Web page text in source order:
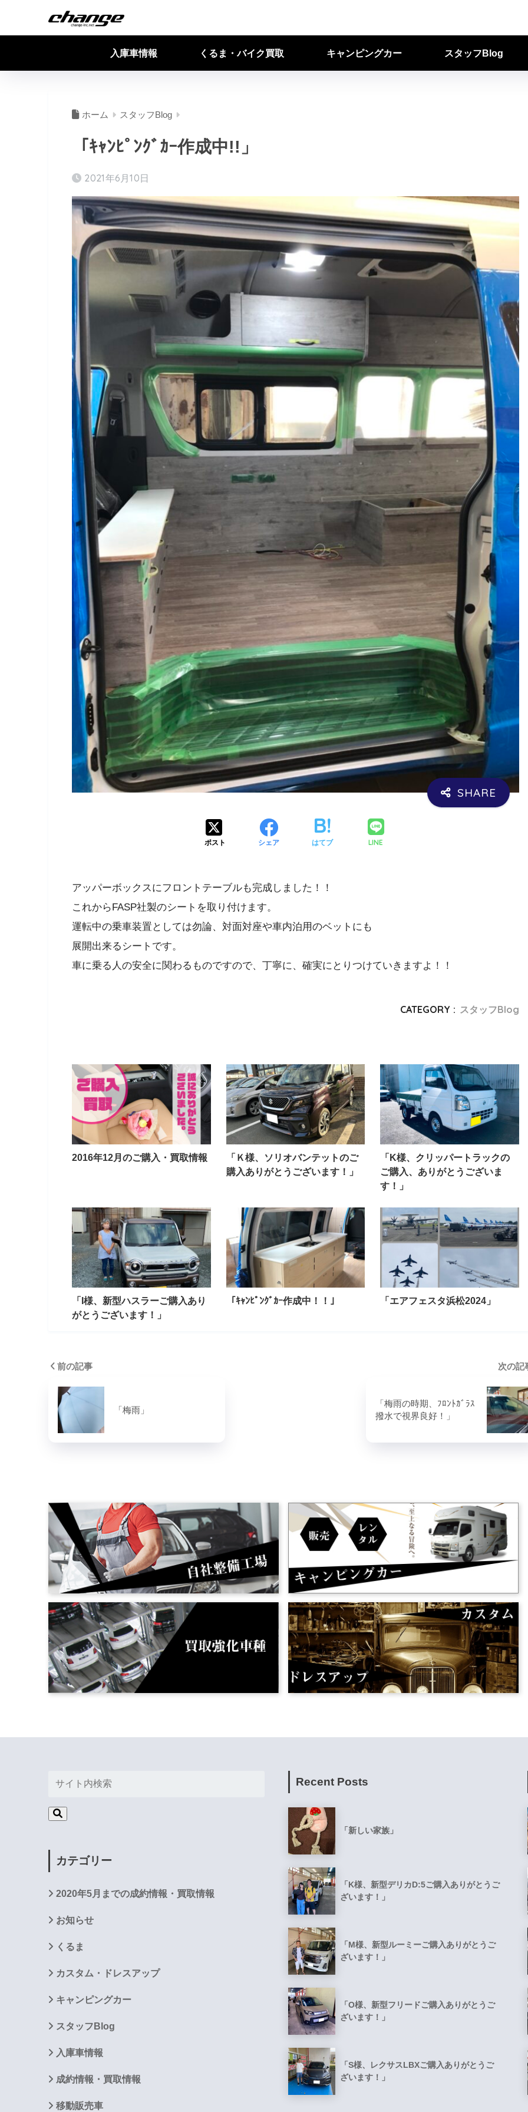
入庫車情報 くるま・バイク買取 キャンピングカー スタッフBlog
ホーム スタッフBlog
「ｷｬﾝﾋﾟﾝｸﾞｶｰ作成中!!」
2021年6月10日
ポスト シェア はてブ LINE
アッパーボックスにフロントテーブルも完成しました！！
これからFASP社製のシートを取り付けます。
運転中の乗車装置としては勿論、対面対座や車内泊用のベットにも
展開出来るシートです。
車に乗る人の安全に関わるものですので、丁寧に、確実にとりつけていきますよ！！
CATEGORY : スタッフBlog
2016年12月のご購入・買取情報
「Ｋ様、ソリオバンテットのご
購入ありがとうございます！」
「K様、クリッパートラックの
ご購入、ありがとうございま
す！」
「I様、新型ハスラーご購入あり
がとうございます！」
「ｷｬﾝﾋﾟﾝｸﾞｶｰ作成中！！｣ 「エアフェスタ浜松2024」
前の記事
「梅雨」
次の
「梅雨の時期、ﾌﾛﾝﾄｶﾞﾗｽ
撥水で視界良好！」
カテゴリー
2020年5月までの成約情報・買取情報
お知らせ
くるま
カスタム・ドレスアップ
キャンピングカー
スタッフBlog
入庫車情報
成約情報・買取情報
移動販売車
Recent Posts
「新しい家族」
「K様、新型デリカD:5ご購入ありがとうご
ざいます！」
「M様、新型ルーミーご購入ありがとうご
ざいます！」
「O様、新型フリードご購入ありがとうご
ざいます！」
「S様、レクサスLBXご購入ありがとうご
ざいます！」